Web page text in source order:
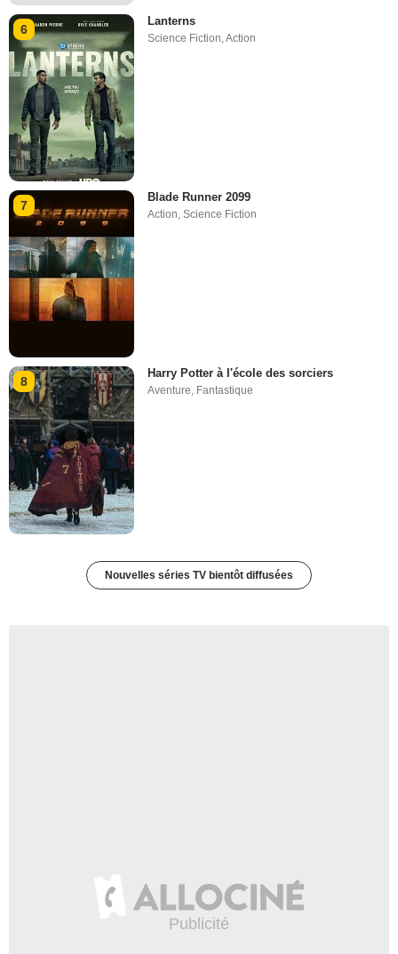
6
Lanterns
Science Fiction ,Action
7
Blade Runner 2099
Action,Science Fiction
8
Harry Potter à l'école des sorciers
Aventure, Fantastique
Nouvelles séries TV bientôt diffusées